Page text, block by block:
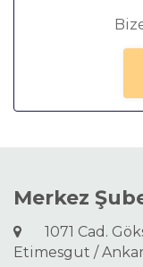
Merkez
1071 Cad.
Etimesgut /